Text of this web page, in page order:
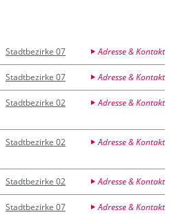
Stadtbezirke 07 Adresse & Kontakt
Stadtbezirke 07 Adresse & Kontakt
Stadtbezirke 02 Adresse & Kontakt
Stadtbezirke 02 Adresse & Kontakt
Stadtbezirke 02 Adresse & Kontakt
Stadtbezirke 07 Adresse & Kontakt